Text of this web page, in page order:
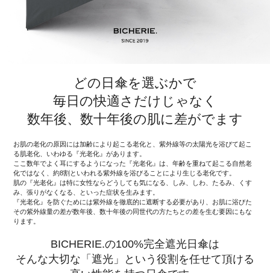
どの日傘を選ぶかで
毎日の快適さだけじゃなく
数年後、数十年後の肌に差がでます
お肌の老化の原因には加齢により起こる老化と、紫外線等の太陽光を浴びて起こ
る肌老化、いわゆる『光老化』があります。
ここ数年でよく耳にするようになった『光老化』は、年齢を重ねて起こる自然老
化ではなく、約8割といわれる紫外線を浴びることにより生じる老化です。
肌の『光老化』は特に女性ならどうしても気になる、しみ、しわ、たるみ、くす
み、張りがなくなる、といった症状を生みます。
『光老化』を防ぐためには紫外線を徹底的に遮断する必要があり、お肌に浴びた
その紫外線量の差が数年後、数十年後の同世代の方たちとの差を生む要因にもな
ります。
BICHERIE.の100%完全遮光日傘は
そんな大切な「遮光」という役割を任せて頂ける